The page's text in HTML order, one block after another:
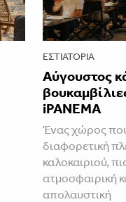
ΕΣΤΙΑΤΌΡΙΑ
Αύγουστος
iPANEMA
Ένας χώρος
διαφορετική
καλοκαιριού,
ατμοσφαιρική
απολαυστική